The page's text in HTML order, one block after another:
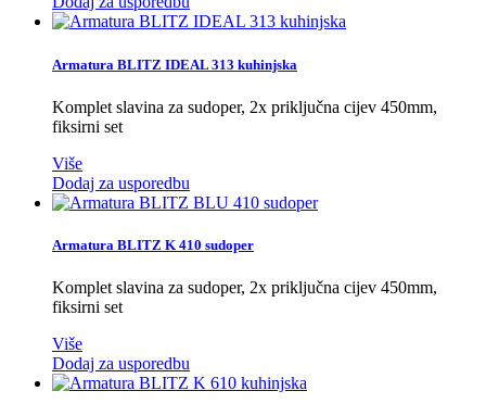
Armatura BLITZ IDEAL 313 kuhinjska
Komplet slavina za sudoper, 2x priključna cijev 450mm,
fiksirni set
Više
Dodaj za usporedbu
Armatura BLITZ K 410 sudoper
Komplet slavina za sudoper, 2x priključna cijev 450mm,
fiksirni set
Više
Dodaj za usporedbu